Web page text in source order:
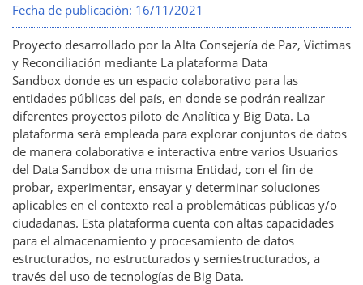
Fecha de publicación: 16/11/2021
Proyecto desarrollado por la Alta Consejería de Paz, Victimas
y Reconciliación mediante La plataforma Data
Sandbox donde es un espacio colaborativo para las
entidades públicas del país, en donde se podrán realizar
diferentes proyectos piloto de Analítica y Big Data. La
plataforma será empleada para explorar conjuntos de datos
de manera colaborativa e interactiva entre varios Usuarios
del Data Sandbox de una misma Entidad, con el fin de
probar, experimentar, ensayar y determinar soluciones
aplicables en el contexto real a problemáticas públicas y/o
ciudadanas. Esta plataforma cuenta con altas capacidades
para el almacenamiento y procesamiento de datos
estructurados, no estructurados y semiestructurados, a
través del uso de tecnologías de Big Data.